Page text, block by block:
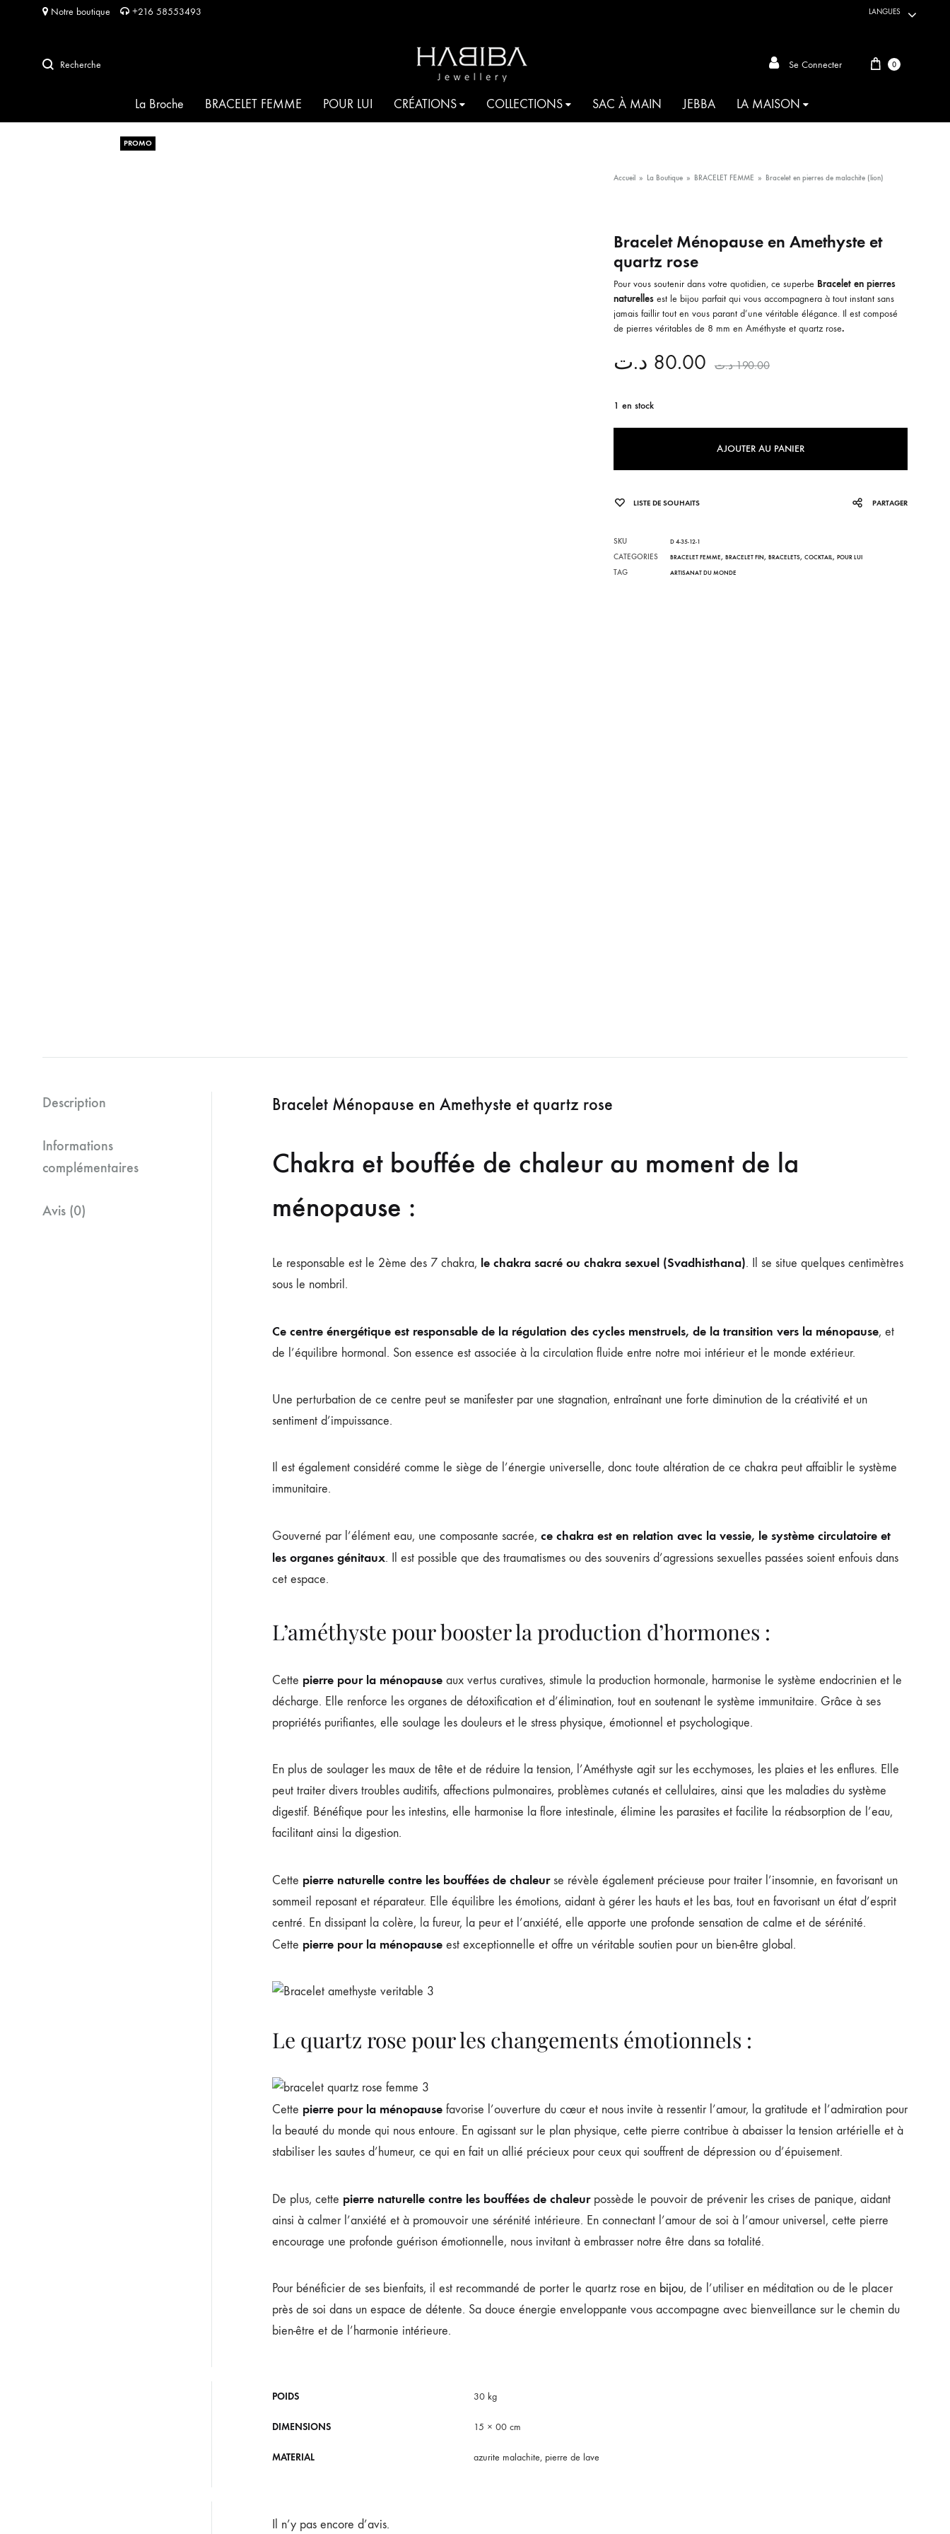
Notre boutique +216 58553493 LANGUES
Recherche
HABIBA
JEWELLERY
Be
Se Connecter Panier
0
La Broche BRACELET FEMME POUR LUI CRÉATIONS COLLECTIONS
ANIMALIA
MAHBOUBA
CORALIA
AFRICANA
LIRA
SAC À MAIN JEBBA LA MAISON
PROMO
Accueil » La Boutique » BRACELET FEMME » Bracelet en pierres de malachite (lion)
Bracelet Ménopause en Amethyste et
quartz rose
Pour vous soutenir dans votre quotidien, ce superbe Bracelet en pierres
naturelles est le bijou parfait qui vous accompagnera à tout instant sans
jamais faillir tout en vous parant d’une véritable élégance. Il est composé
de pierres véritables de 8 mm en Améthyste et quartz rose.
80.00 د.ت 190.00 د.ت
1 en stock
AJOUTER AU PANIER
LISTE DE SOUHAITS PARTAGER
SKU D 4-35-12-1
CATEGORIES BRACELET FEMME, BRACELET FIN, BRACELETS, COCKTAIL, POUR LUI
TAG ARTISANAT DU MONDE
Description
Informations
complémentaires
Avis (0)
Bracelet Ménopause en Amethyste et quartz rose
Chakra et bouffée de chaleur au moment de la
ménopause :
Le responsable est le 2ème des 7 chakra, le chakra sacré ou chakra sexuel (Svadhisthana). Il se situe quelques centimètres
sous le nombril.
Ce centre énergétique est responsable de la régulation des cycles menstruels, de la transition vers la ménopause, et
de l’équilibre hormonal. Son essence est associée à la circulation fluide entre notre moi intérieur et le monde extérieur.
Une perturbation de ce centre peut se manifester par une stagnation, entraînant une forte diminution de la créativité et un
sentiment d’impuissance.
Il est également considéré comme le siège de l’énergie universelle, donc toute altération de ce chakra peut affaiblir le système
immunitaire.
Gouverné par l’élément eau, une composante sacrée, ce chakra est en relation avec la vessie, le système circulatoire et
les organes génitaux. Il est possible que des traumatismes ou des souvenirs d’agressions sexuelles passées soient enfouis dans
cet espace.
L’améthyste pour booster la production d’hormones :
Cette pierre pour la ménopause aux vertus curatives, stimule la production hormonale, harmonise le système endocrinien et le
décharge. Elle renforce les organes de détoxification et d’élimination, tout en soutenant le système immunitaire. Grâce à ses
propriétés purifiantes, elle soulage les douleurs et le stress physique, émotionnel et psychologique.
En plus de soulager les maux de tête et de réduire la tension, l’Améthyste agit sur les ecchymoses, les plaies et les enflures. Elle
peut traiter divers troubles auditifs, affections pulmonaires, problèmes cutanés et cellulaires, ainsi que les maladies du système
digestif. Bénéfique pour les intestins, elle harmonise la flore intestinale, élimine les parasites et facilite la réabsorption de l’eau,
facilitant ainsi la digestion.
Cette pierre naturelle contre les bouffées de chaleurse révèle également précieuse pour traiter l’insomnie, en favorisant un
sommeil reposant et réparateur. Elle équilibre les émotions, aidant à gérer les hauts et les bas, tout en favorisant un état d’esprit
centré. En dissipant la colère, la fureur, la peur et l’anxiété, elle apporte une profonde sensation de calme et de sérénité.
Cette pierre pour la ménopause est exceptionnelle et offre un véritable soutien pour un bien-être global.
Le quartz rose pour les changements émotionnels :
Cette pierre pour la ménopause favorise l’ouverture du cœur et nous invite à ressentir l’amour, la gratitude et l’admiration pour
la beauté du monde qui nous entoure. En agissant sur le plan physique, cette pierre contribue à abaisser la tension artérielle et à
stabiliser les sautes d’humeur, ce qui en fait un allié précieux pour ceux qui souffrent de dépression ou d’épuisement.
De plus, cette pierre naturelle contre les bouffées de chaleurpossède le pouvoir de prévenir les crises de panique, aidant
ainsi à calmer l’anxiété et à promouvoir une sérénité intérieure. En connectant l’amour de soi à l’amour universel, cette pierre
encourage une profonde guérison émotionnelle, nous invitant à embrasser notre être dans sa totalité.
Pour bénéficier de ses bienfaits, il est recommandé de porter le quartz rose en bijou, de l’utiliser en méditation ou de le placer
près de soi dans un espace de détente. Sa douce énergie enveloppante vous accompagne avec bienveillance sur le chemin du
bien-être et de l’harmonie intérieure.
POIDS 30 kg
DIMENSIONS 15 × 00 cm
MATERIAL azurite malachite, pierre de lave
Il n’y pas encore d’avis.